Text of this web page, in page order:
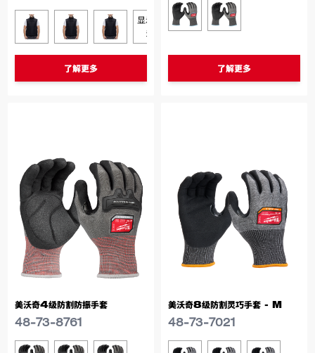
类似型号M12 HPVBL3-0M
M12 HPVBL3-0L
M12 HPVBL3-0XL
显示更
多
了解更多
类似型号
48-73-712148-73-7122
了解更多
美沃奇4级防割防振手套
48-73-8761
美沃奇8级防割灵巧手套 - M
48-73-7021